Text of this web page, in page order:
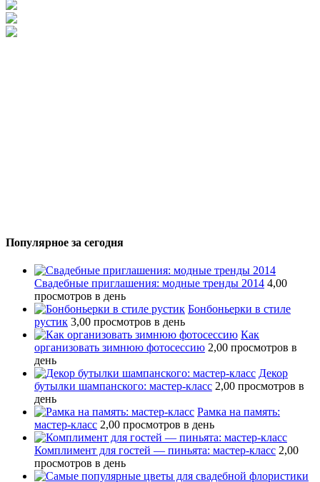
Популярное за сегодня
Свадебные приглашения: модные тренды 2014 4,00
просмотров в день
Бонбоньерки в стиле
рустик 3,00 просмотров в день
Как
организовать зимнюю фотосессию 2,00 просмотров в
день
Декор
бутылки шампанского: мастер-класс 2,00 просмотров в
день
Рамка на память:
мастер-класс 2,00 просмотров в день
Комплимент для гостей — пиньята: мастер-класс 2,00
просмотров в день